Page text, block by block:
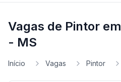
Vagas de Pintor
- MS
Início Vagas Pintor